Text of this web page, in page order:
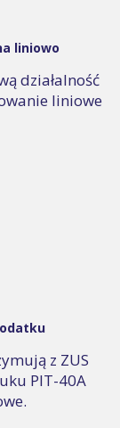
liniowo
działalność
liniowe
z ZUS
PIT-40A